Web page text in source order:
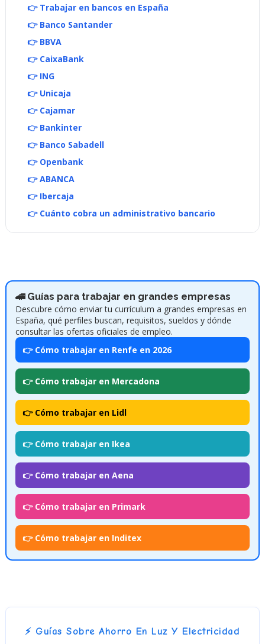
👉 Trabajar en bancos en España
👉 Banco Santander
👉 BBVA
👉 CaixaBank
👉 ING
👉 Unicaja
👉 Cajamar
👉 Bankinter
👉 Banco Sabadell
👉 Openbank
👉 ABANCA
👉 Ibercaja
👉 Cuánto cobra un administrativo bancario
🚄 Guías para trabajar en grandes empresas
Descubre cómo enviar tu currículum a grandes empresas en
España, qué perfiles buscan, requisitos, sueldos y dónde
consultar las ofertas oficiales de empleo.
👉 Cómo trabajar en Renfe en 2026
👉 Cómo trabajar en Mercadona
👉 Cómo trabajar en Lidl
👉 Cómo trabajar en Ikea
👉 Cómo trabajar en Aena
👉 Cómo trabajar en Primark
👉 Cómo trabajar en Inditex
⚡ Guías Sobre Ahorro En Luz Y Electricidad